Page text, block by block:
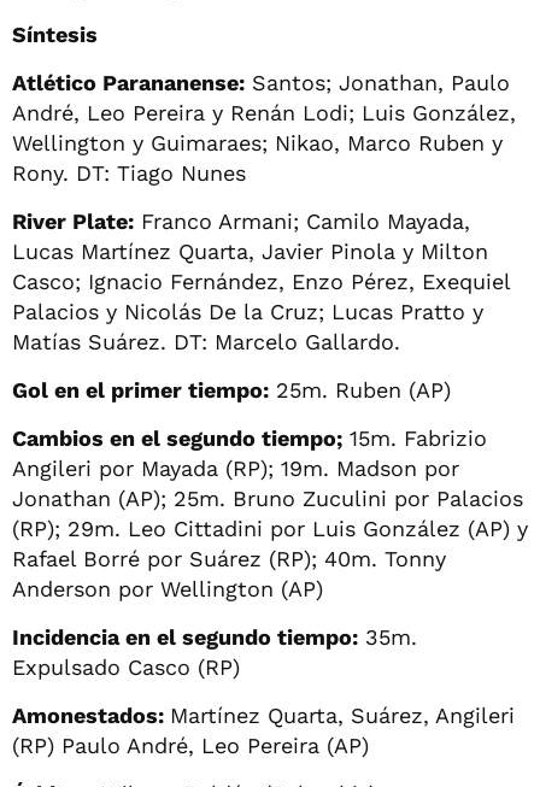
Síntesis
Atlético Parananense: Santos; Jonathan, Paulo
André, Leo Pereira y Renán Lodi; Luis González,
Wellington y Guimaraes; Nikao, Marco Ruben y
Rony. DT: Tiago Nunes
River Plate: Franco Armani; Camilo Mayada,
Lucas Martínez Quarta, Javier Pinola y Milton
Casco; Ignacio Fernández, Enzo Pérez, Exequiel
Palacios y Nicolás De la Cruz; Lucas Pratto y
Matías Suárez. DT: Marcelo Gallardo.
Gol en el primer tiempo: 25m. Ruben (AP)
Cambios en el segundo tiempo; 15m. Fabrizio
Angileri por Mayada (RP); 19m. Madson por
Jonathan (AP); 25m. Bruno Zuculini por Palacios
(RP); 29m. Leo Cittadini por Luis González (AP) y
Rafael Borré por Suárez (RP); 40m. Tonny
Anderson por Wellington (AP)
Incidencia en el segundo tiempo: 35m.
Expulsado Casco (RP)
Amonestados: Martínez Quarta, Suárez, Angileri
(RP) Paulo André, Leo Pereira (AP)